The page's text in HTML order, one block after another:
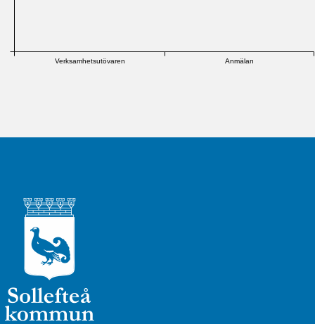
Verksamhetsutövaren Anmälan